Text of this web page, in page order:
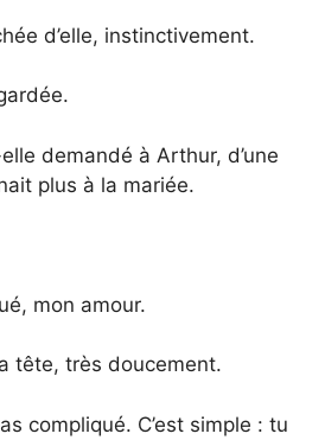
d’elle, instinctivement.
demandé à Arthur, d’une
plus à la mariée.
mon amour.
tête, très doucement.
compliqué. C’est simple : tu